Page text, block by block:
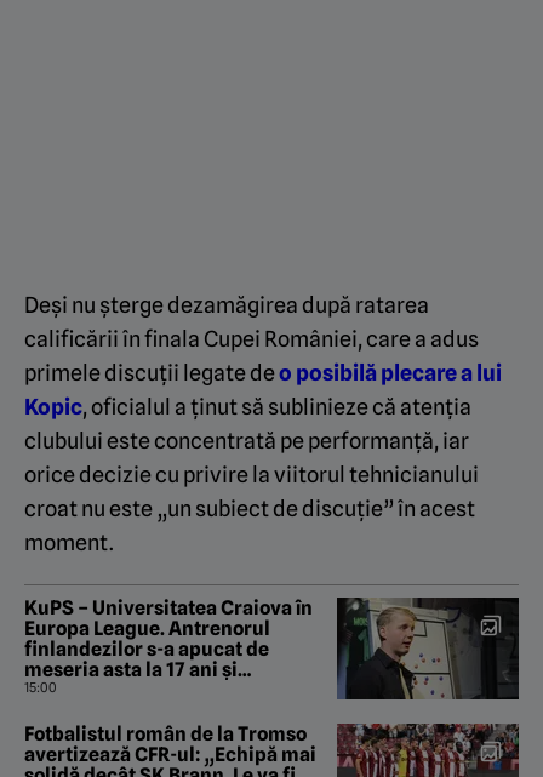
Deși nu șterge dezamăgirea după ratarea
calificării în finala Cupei României, care a adus
primele discuții legate deo posibilă plecare a lui
Kopic, oficialul a ținut să sublinieze că atenția
clubului este concentrată pe performanță, iar
orice decizie cu privire la viitorul tehnicianului
croat nu este „un subiect de discuție” în acest
moment.
KuPS – Universitatea Craiova în
Europa League. Antrenorul
finlandezilor s-a apucat de
meseria asta la 17 ani și
gestionează împotriva oltenilor
15:00
Fotbalistul român de la Tromso
avertizează CFR-ul: „Echipă mai